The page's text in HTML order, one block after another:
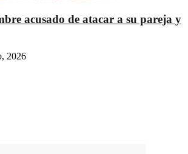
acusado de atacar a su pareja y
2026